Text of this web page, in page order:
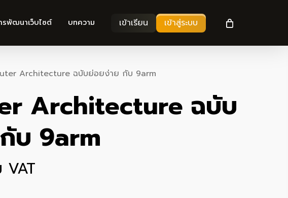
รพัฒนาเว็บไซต์ บทความ เข้าเรียน เข้าสู่ระบบ
Architecture ฉบับย่อยง่าย กับ 9arm
Architecture ฉบับ
บ 9arm
VAT